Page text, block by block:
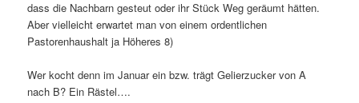
dass die Nachbarn gesteut oder ihr Stück Weg geräumt hätten.
Aber vielleicht erwartet man von einem ordentlichen
Pastorenhaushalt ja Höheres 8)
Wer kocht denn im Januar ein bzw. trägt Gelierzucker von A
nach B? Ein Rästel….